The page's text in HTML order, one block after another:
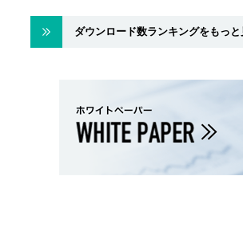
ダウンロード数ランキングをもっと